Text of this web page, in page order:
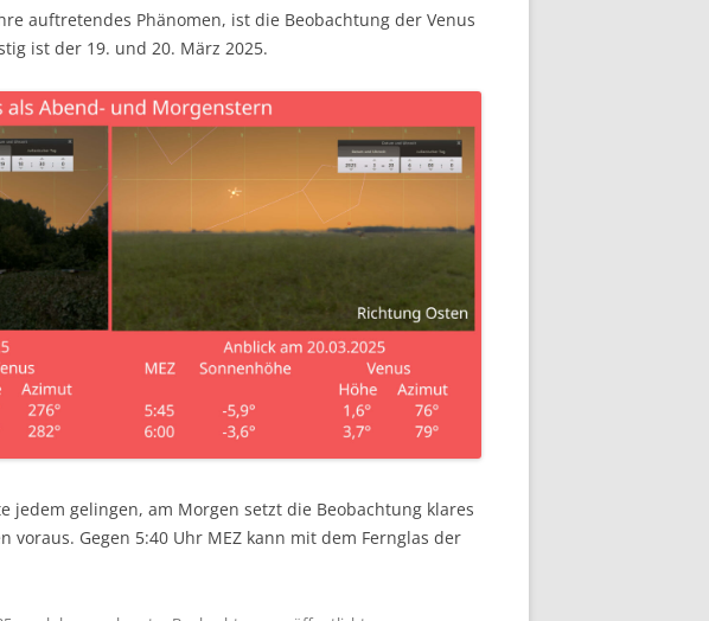
auftretendes Phänomen, ist die Beobachtung der Venus
ist der 19. und 20. März 2025.
jedem gelingen, am Morgen setzt die Beobachtung klares
voraus. Gegen 5:40 Uhr MEZ kann mit dem Fernglas der